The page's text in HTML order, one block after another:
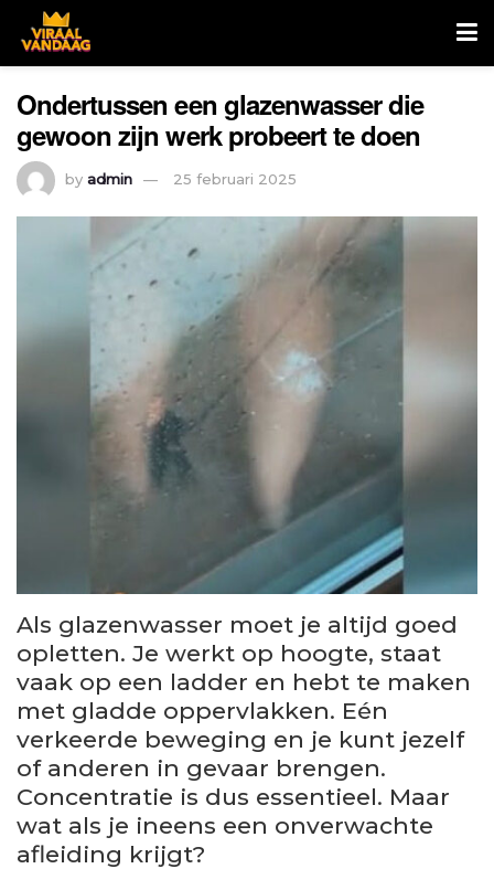
Ondertussen een glazenwasser die
gewoon zijn werk probeert te doen
by admin 25 februari 2025
Als glazenwasser moet je altijd goed
opletten. Je werkt op hoogte, staat
vaak op een ladder en hebt te maken
met gladde oppervlakken. Eén
verkeerde beweging en je kunt jezelf
of anderen in gevaar brengen.
Concentratie is dus essentieel. Maar
wat als je ineens een onverwachte
afleiding krijgt?